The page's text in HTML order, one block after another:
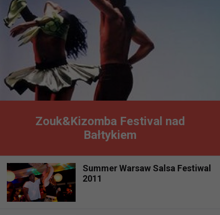
Zouk&Kizomba Festival nad
Bałtykiem
Summer Warsaw Salsa Festiwal
2011